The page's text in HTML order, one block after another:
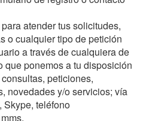
atender tus solicitudes,
o cualquier tipo de petición
a través de cualquiera de
que ponemos a tu disposición
peticiones,
novedades y/o servicios; vía
Skype, teléfono